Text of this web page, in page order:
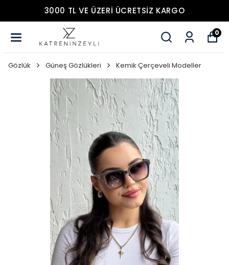
3000 TL VE ÜZERİ ÜCRETSİZ KARGO
0
Gözlük Güneş Gözlükleri Kemik Çerçeveli Modeller